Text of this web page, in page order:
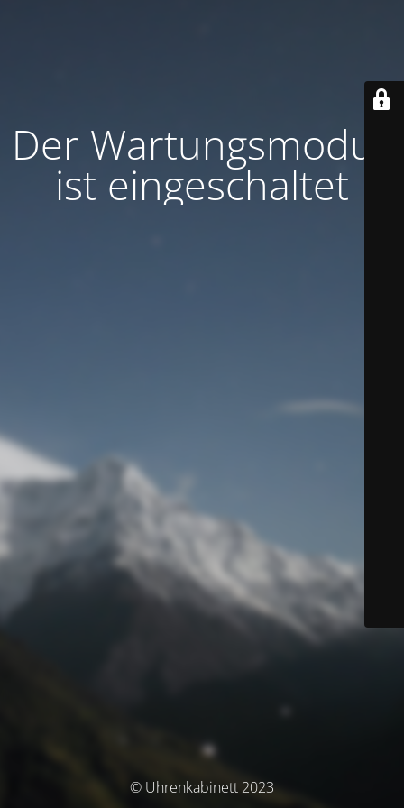
Der Wartungsmodus
ist eingeschaltet
© Uhrenkabinett 2023